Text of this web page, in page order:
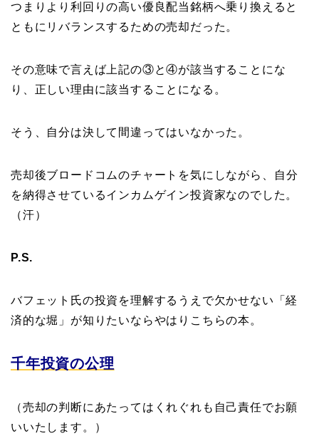
つまりより利回りの高い優良配当銘柄へ乗り換えると
ともにリバランスするための売却だった。
その意味で言えば上記の③と④が該当することにな
り、正しい理由に該当することになる。
そう、自分は決して間違ってはいなかった。
売却後ブロードコムのチャートを気にしながら、自分
を納得させているインカムゲイン投資家なのでした。
（汗）
P.S.
バフェット氏の投資を理解するうえで欠かせない「経
済的な堀」が知りたいならやはりこちらの本。
千年投資の公理
（売却の判断にあたってはくれぐれも自己責任でお願
いいたします。）